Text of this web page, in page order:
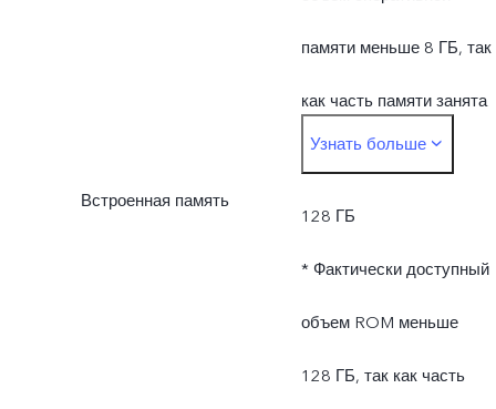
памяти меньше 8 ГБ, так
как часть памяти занята
операционной системой
предустановленными
приложениями.
Узнать больше
Встроенная память
128 ГБ
* Фактически доступный
объем ROM меньше
128 ГБ, так как часть